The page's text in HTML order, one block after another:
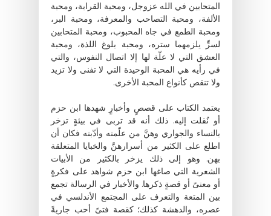
المتحابين في الله عزوجل، ومحبة القرابة، ومحبة
الألفة، ومحبة التصاحب والمعرفة، ومحبة البر،
ومحبة الطمع في جاه المحبوب، ومحبة المتحابين
لسرٍّ يلزمهما ستره، ومحبة بلوغ اللذة، ومحبة
العشق التي لا علّة لها إلا اتصال النفوس، والتي
في رأيه هي المحبة الوحيدة التي لا تفنى ولا تزيد
ولا تنقص كأنواع المحبة الأخرى.
يعتمد الكتاب على قصصٍ وأخبارٍ شهدها ابن حزم
أو نُقلت إليه. ذلك أنه قد تربى في بيئةٍ تزخر
بالنساء والجواري وهنَّ من علّمنه وأدّبنه فكان أن
اطلع على الكثير من أسرارهنَّ والخبايا المتعلقة
بهن. وهو إلى ذلك يزخر بالكثير من الأبيات
الشعرية التي صاغها ابن حزم شواهد على فكرةٍ
أو معنىً أو قصةٍ ذكرها. والأخبار في الرسالة تجمع
بين المتعة والتعرف على المجتمع الأندلسي في
عصره، والدهشة كذلك؛ كقصة فتىً أحب جاريةً